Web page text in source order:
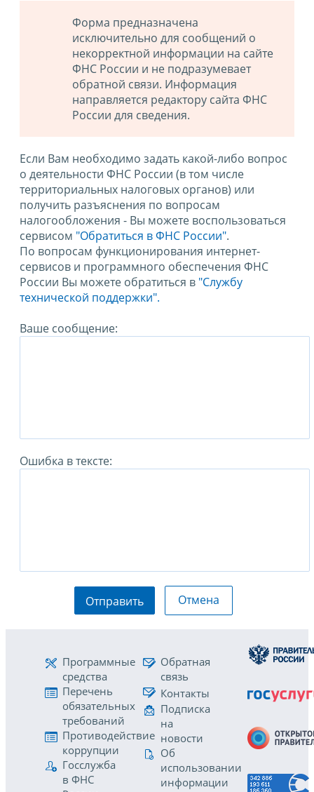
Форма предназначена
исключительно для сообщений о
некорректной информации на сайте
ФНС России и не подразумевает
обратной связи. Информация
направляется редактору сайта ФНС
России для сведения.
Если Вам необходимо задать какой-либо вопрос
о деятельности ФНС России (в том числе
территориальных налоговых органов) или
получить разъяснения по вопросам
налогообложения - Вы можете воспользоваться
сервисом "Обратиться в ФНС России".
По вопросам функционирования интернет-
сервисов и программного обеспечения ФНС
России Вы можете обратиться в "Службу
технической поддержки".
Ваше сообщение:
Ошибка в тексте:
Отправить Отмена
Программные
средства
Перечень
обязательных
требований
Противодействие
коррупции
Госслужба
в ФНС
Обратная
связь
Контакты
Подписка
на
новости
Об
использовании
информации